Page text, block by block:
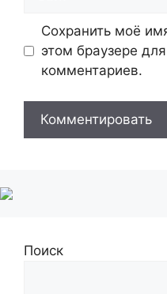
Сохранить моё
этом браузере
комментариев.
Поиск